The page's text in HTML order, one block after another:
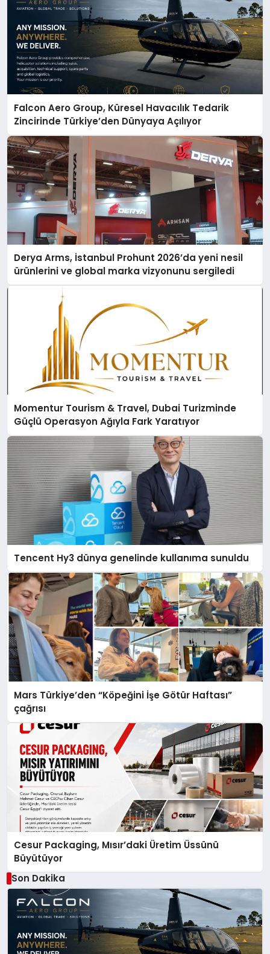
Falcon Aero Group, Küresel Havacılık Tedarik
Zincirinde Türkiye’den Dünyaya Açılıyor
Derya Arms, İstanbul Prohunt 2026’da yeni nesil
ürünlerini ve global marka vizyonunu sergiledi
Momentur Tourism & Travel, Dubai Turizminde
Güçlü Operasyon Ağıyla Fark Yaratıyor
Tencent Hy3 dünya genelinde kullanıma sunuldu
Mars Türkiye’den “Köpeğini İşe Götür Haftası”
çağrısı
Cesur Packaging, Mısır’daki Üretim Üssünü
Büyütüyor
Son Dakika